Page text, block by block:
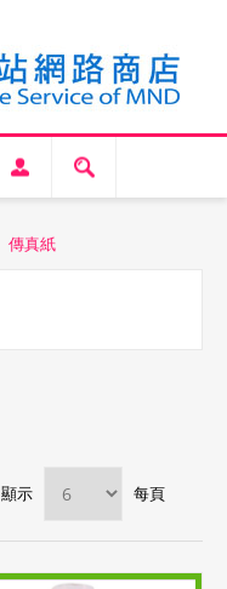
傳真紙
顯示 每頁